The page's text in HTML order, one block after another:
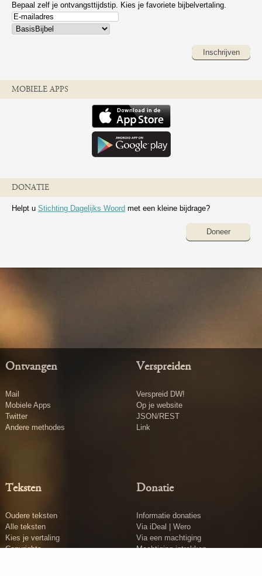
Bepaal zelf je ontvangsttijdstip. Kies je favoriete bijbelvertaling.
Inschrijven
MOBIELE APPS
DONATIE
Helpt u Stichting Dagelijks Woord met een kleine bijdrage?
Doneer
Ontvangen
Mail
Mobiele Apps
Twitter
Andere methodes
Verspreiden
Verspreid DW!
Op je website
JSON/REST
Link
Teksten
Oudere teksten
Alle teksten
Kies je vertaling
Copyrights
Donatie
Informatie donaties
Via iDeal | Wero
Via een machtiging
Machtiging intrekken